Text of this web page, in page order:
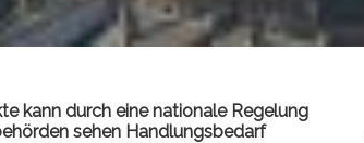
kann durch eine nationale Regelung
sehen Handlungsbedarf